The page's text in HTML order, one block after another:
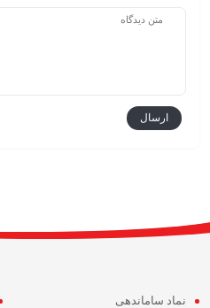
نماد ساماندهی